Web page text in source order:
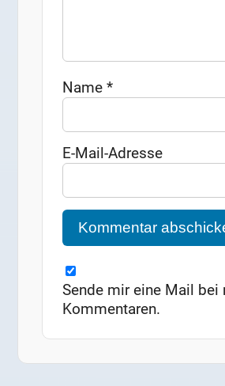
Name*
E-Mail-Adresse
Sende mir eine Mail bei
Kommentaren.